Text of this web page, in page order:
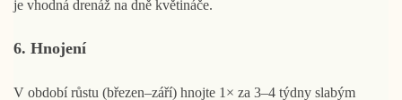
je vhodná drenáž na dně květináče.
6. Hnojení
V období růstu (březen–září) hnojte 1× za 3–4 týdny slabým